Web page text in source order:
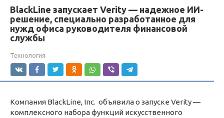
BlackLine запускает Verity — надежное ИИ-
решение, специально разработанное для
нужд офиса руководителя финансовой
службы
Технология
Компания BlackLine, Inc. объявила о запуске Verity —
комплексного набора функций искусственного